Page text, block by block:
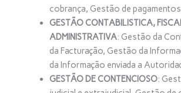
cobrança, Gestão de pagamentos
GESTÃO CONTABILISTICA,
ADMINISTRATIVA: Gestão da
da Facturação, Gestão da
da Informação enviada a
GESTÃO DE CONTENCIOSO: